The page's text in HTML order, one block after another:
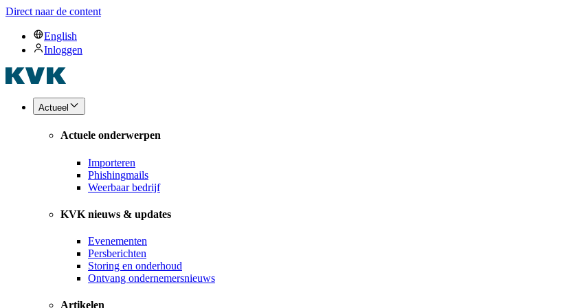
Direct naar de content
English
Inloggen
Actueel
Actuele onderwerpen
Importeren
Phishingmails
Weerbaar bedrijf
KVK nieuws & updates
Evenementen
Persberichten
Storing en onderhoud
Ontvang ondernemersnieuws
Artikelen